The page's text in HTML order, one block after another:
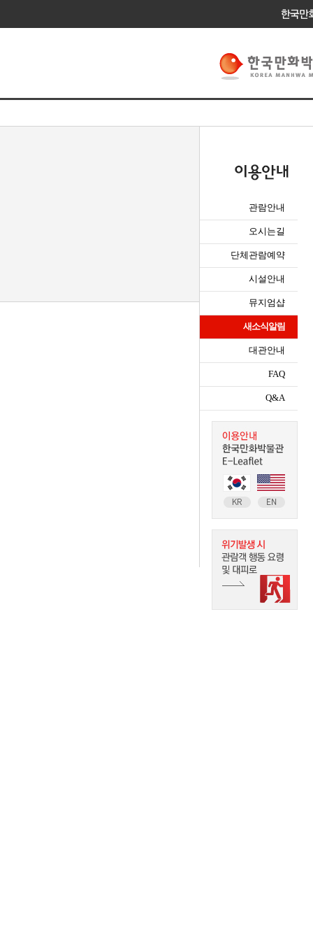
관람안내
오시는길
단체관람예약
시설안내
뮤지엄샵
새소식알림
대관안내
FAQ
Q&A